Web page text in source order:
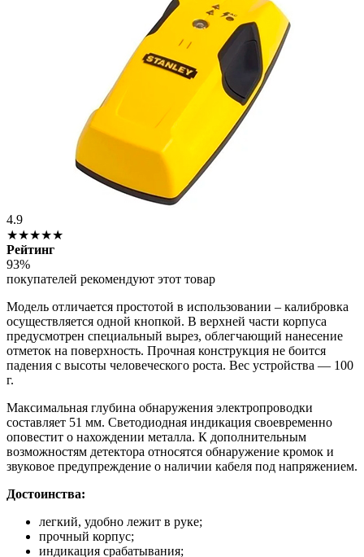
4.9
★★★★★
Рейтинг
93%
покупателей рекомендуют этот товар
Модель отличается простотой в использовании – калибровка
осуществляется одной кнопкой. В верхней части корпуса
предусмотрен специальный вырез, облегчающий нанесение
отметок на поверхность. Прочная конструкция не боится
падения с высоты человеческого роста. Вес устройства — 100
г.
Максимальная глубина обнаружения электропроводки
составляет 51 мм. Светодиодная индикация своевременно
оповестит о нахождении металла. К дополнительным
возможностям детектора относятся обнаружение кромок и
звуковое предупреждение о наличии кабеля под напряжением.
Достоинства:
легкий, удобно лежит в руке;
прочный корпус;
индикация срабатывания;